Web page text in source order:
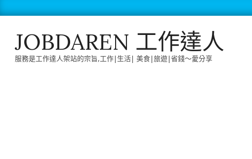
to
JOBDAREN 工作達人
服務是工作達人架站的宗旨,工作|生活| 美食|旅遊|省錢～愛分享